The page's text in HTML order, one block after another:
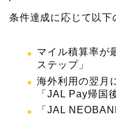
条件達成に応じて以下
マイル積算率が
ステップ」
海外利用の翌月
「JAL Pay帰国
「JAL